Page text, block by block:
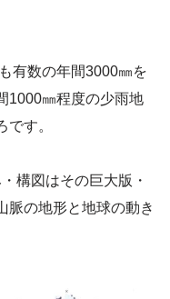
有数の年間3000㎜を
1000㎜程度の少雨地
す。
構図はその巨大版・
脈の地形と地球の動き